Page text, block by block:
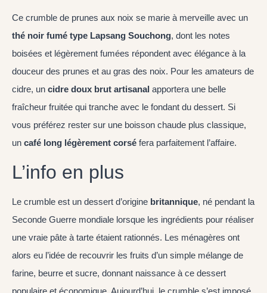
Ce crumble de prunes aux noix se marie à merveille avec un
thé noir fumé type Lapsang Souchong, dont les notes
boisées et légèrement fumées répondent avec élégance à la
douceur des prunes et au gras des noix. Pour les amateurs de
cidre, un cidre doux brut artisanal apportera une belle
fraîcheur fruitée qui tranche avec le fondant du dessert. Si
vous préférez rester sur une boisson chaude plus classique,
un café long légèrement corsé fera parfaitement l’affaire.
L’info en plus
Le crumble est un dessert d’origine britannique, né pendant la
Seconde Guerre mondiale lorsque les ingrédients pour réaliser
une vraie pâte à tarte étaient rationnés. Les ménagères ont
alors eu l’idée de recouvrir les fruits d’un simple mélange de
farine, beurre et sucre, donnant naissance à ce dessert
populaire et économique. Aujourd’hui, le crumble s’est imposé